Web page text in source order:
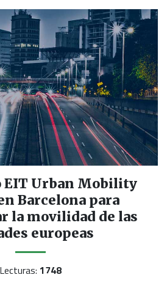
EIT Urban Mobility
Barcelona para
la movilidad de las
europeas
Lecturas: 1748